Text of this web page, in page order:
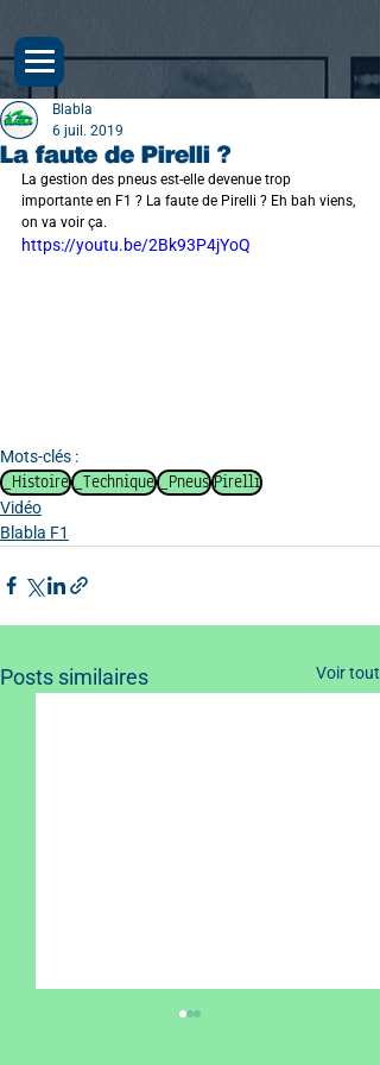
La faute de Pirelli ?
Blabla
6 juil. 2019
La gestion des pneus est-elle devenue trop
importante en F1 ? La faute de Pirelli ? Eh bah viens,
on va voir ça.
https://youtu.be/2Bk93P4jYoQ
Mots-clés :
_Histoire _Technique _Pneus Pirelli
Vidéo
Blabla F1
Posts similaires Voir tout